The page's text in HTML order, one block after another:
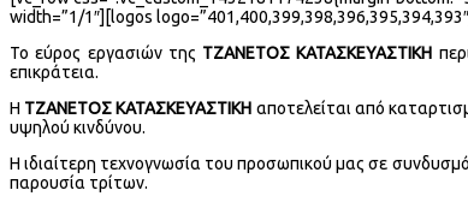
width=”1/1″][logos
Το εύρος εργασιών της ΤΖΑΝΕΤΟΣ ΚΑΤΑΣΚΕΥΑΣΤΙΚΗ
επικράτεια.
Η ΤΖΑΝΕΤΟΣ ΚΑΤΑΣΚΕΥΑΣΤΙΚΗ αποτελείται από
υψηλού κινδύνου.
Η ιδιαίτερη τεχνογνωσία του προσωπικού μας σε
παρουσία τρίτων.